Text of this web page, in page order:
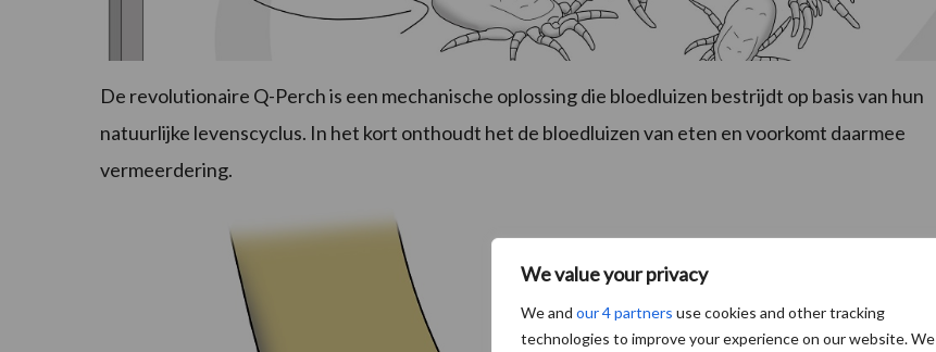
We value your privacy
We and our 4 partners use cookies and other tracking
technologies to improve your experience on our website. We
De revolutionaire Q-Perch is een mechanische oplossing die bloedluizen bestrijdt op basis van hun
natuurlijke levenscyclus. In het kort onthoudt het de bloedluizen van eten en voorkomt daarmee
vermeerdering.